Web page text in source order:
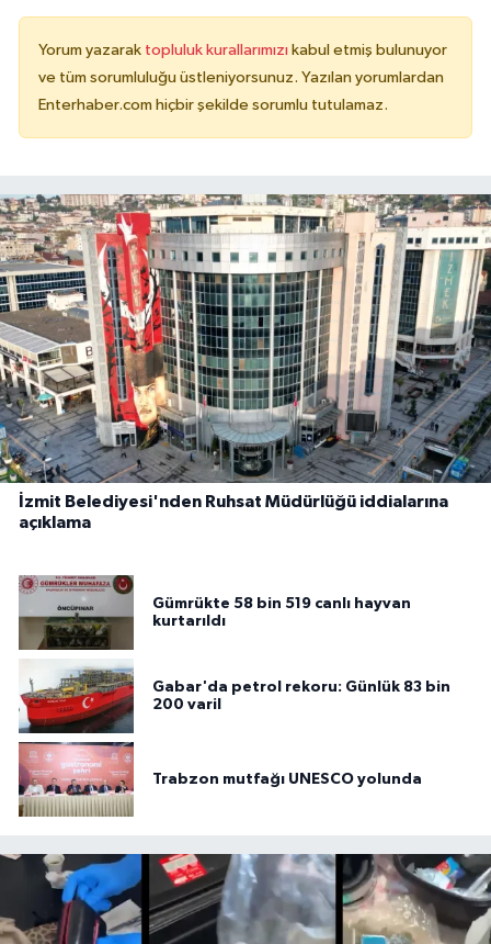
Yorum yazarak topluluk kurallarımızı kabul etmiş bulunuyor
ve tüm sorumluluğu üstleniyorsunuz. Yazılan yorumlardan
Enterhaber.com hiçbir şekilde sorumlu tutulamaz.
İzmit Belediyesi'nden Ruhsat Müdürlüğü iddialarına
açıklama
Gümrükte 58 bin 519 canlı hayvan
kurtarıldı
Gabar'da petrol rekoru: Günlük 83 bin
200 varil
Trabzon mutfağı UNESCO yolunda